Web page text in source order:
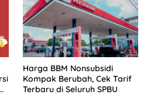
Harga BBM Nonsubsidi
Kompak Berubah, Cek Tarif
Terbaru di Seluruh SPBU